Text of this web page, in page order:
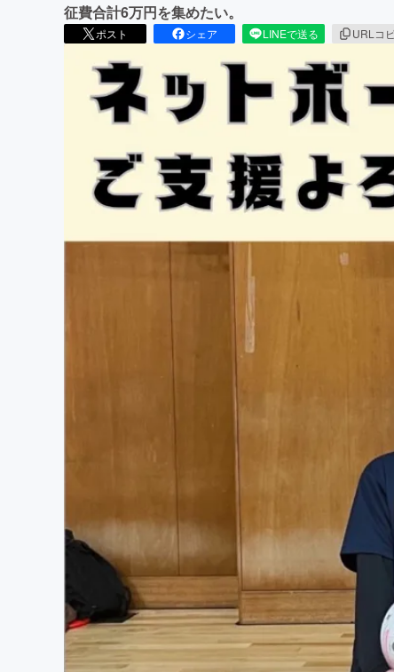
征費合計6万円を集めたい。
ポスト シェア LINEで送る URLコ